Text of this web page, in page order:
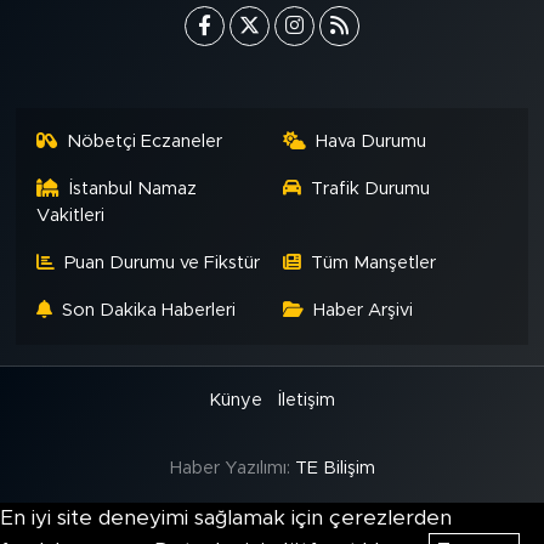
Nöbetçi Eczaneler Hava Durumu
İstanbul Namaz
Vakitleri
Trafik Durumu
Puan Durumu ve Fikstür Tüm Manşetler
Son Dakika Haberleri Haber Arşivi
Künye İletişim
Haber Yazılımı: TE Bilişim
En iyi site deneyimi sağlamak için çerezlerden